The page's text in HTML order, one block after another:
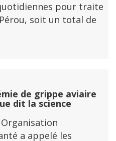
pour traite
soit un total de
de grippe aviaire
dit la science
Organisation
a appelé les